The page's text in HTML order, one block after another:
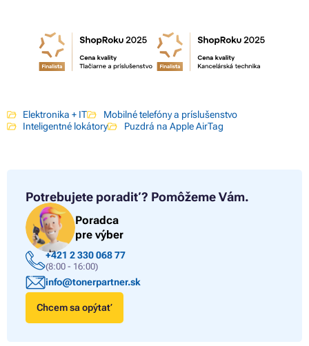
Elektronika + IT
Mobilné telefóny a príslušenstvo
Inteligentné lokátory
Puzdrá na Apple AirTag
Potrebujete poradiť? Pomôžeme Vám.
Poradca
pre výber
+421 2 330 068 77
(8:00 - 16:00)
info@tonerpartner.sk
Chcem sa opýtať